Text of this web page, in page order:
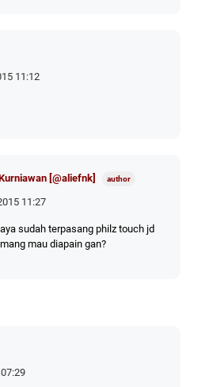
11:12
[@aliefnk]
11:27
sudah terpasang philz touch jd
mau diapain gan?